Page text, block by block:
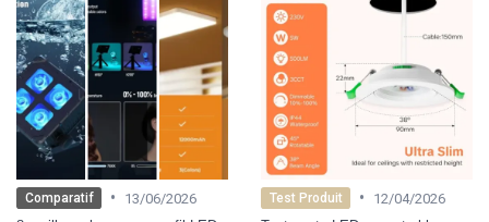
Comparatif •
13/06/2026
Test Produit •
12/04/2026